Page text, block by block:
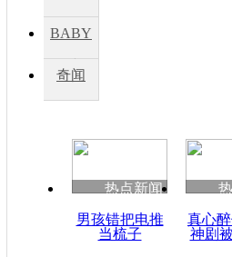
四川兴文苗
度苗族花山
BABY
秀
奇闻
热点新闻
男孩错把电推
当梳子
真心
神剧